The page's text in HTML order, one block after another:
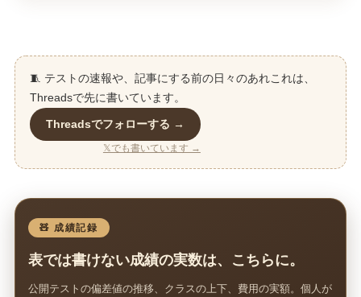
🧵 テストの速報や、記事にする前の日々のあれこれは、
Threadsで先に書いています。
Threadsでフォローする →
𝕏でも書いています →
🧸 成績記録
表では書けない成績の実数は、こちらに。
公開テストの偏差値の推移、クラスの上下、費用の実額。個人が